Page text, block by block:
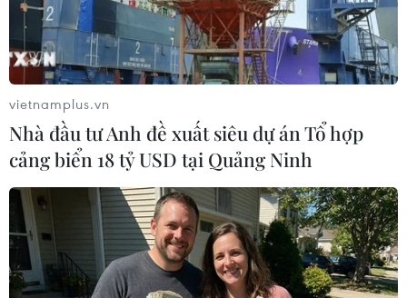
Theo BBC, sau trận động đất trên khoảng 2 giờ, sóng thần đã
xuất hiện tại vùng biển Đông Bắc New Zealand. (Nguồn: Daily
Mail)
vietnamplus.vn
Nhà đầu tư Anh đề xuất siêu dự án Tổ hợp
cảng biển 18 tỷ USD tại Quảng Ninh